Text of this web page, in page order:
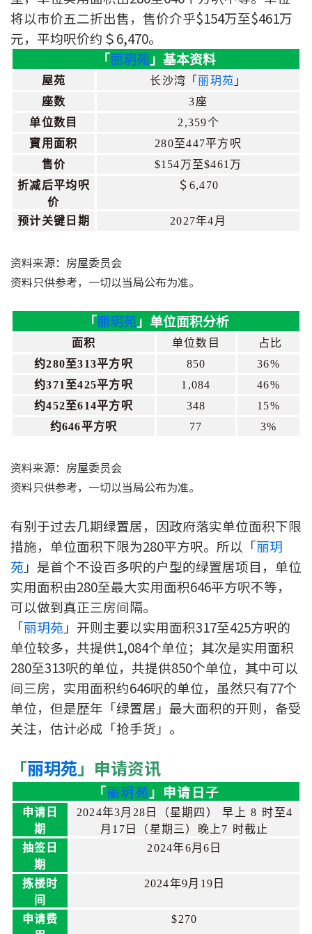
按揭智库
楼按专栏
按揭百科
实时银行资讯
装修·保险优惠
免费装修转介服务
装修设计专栏
保险资讯专栏
网上申请按揭转介
条款及细则
本网页所提供资料仅作参考用途。
若因错漏而引致任何不便或损失，中原按揭概不负责。
本网站采用无障碍网页设计，如有任何问题，可查询：
2889 2886 / cmb@mail.centanet.com
中原地产 | 网上搵楼 |
中原工商铺
© 2026 中原按揭经纪有限公司 Centaline Mortgage Broker Limited 版权所有
条款及细则
| 私隐政策声明
将以市价五二折出售，售价介乎$154万至$461万
元，平均呎价约＄6,470。
「丽玥苑」基本资料
屋苑 长沙湾「 丽玥苑 」
座数
3座
单位数目
2,359个
寳用面积
280至447平方呎
售价
$154万至$461万
折减后平均呎
价
＄6,470
预计关键日期 2027年4月
资料来源：房屋委员会
资料只供参考，一切以当局公布为准。
「丽玥苑」单位面积分析
面积 单位数目
占比
约280至313平方呎
850
36%
约371至425平方呎
1,084
46%
约452至614平方呎
348
15%
约646平方呎
77 3%
资料来源：房屋委员会
资料只供参考，一切以当局公布为准。
有别于过去几期绿置居，因政府落实单位面积下限
措施，单位面积下限为280平方呎。所以「丽玥
苑 」是首个不设百多呎的户型的绿置居项目，单位
实用面积由280至最大实用面积646平方呎不等，
可以做到真正三房间隔。
「丽玥苑 」开则主要以实用面积317至425方呎的
单位较多，共提供1,084个单位；其次是实用面积
280至313呎的单位，共提供850个单位，其中可以
间三房，实用面积约646呎的单位，虽然只有77个
单位，但是歴年「绿置居」最大面积的开则，备受
关注，估计必成「抢手货」。
「丽玥苑」申请资讯
「丽玥苑 」申请日子
申请日
期
2024年3月28日（星期四） 早上 8 时至4
月17日（星期三）晚上7 时截止
抽签日
期
2024年6月6日
拣楼时
间
2024年9月19日
申请费
$270